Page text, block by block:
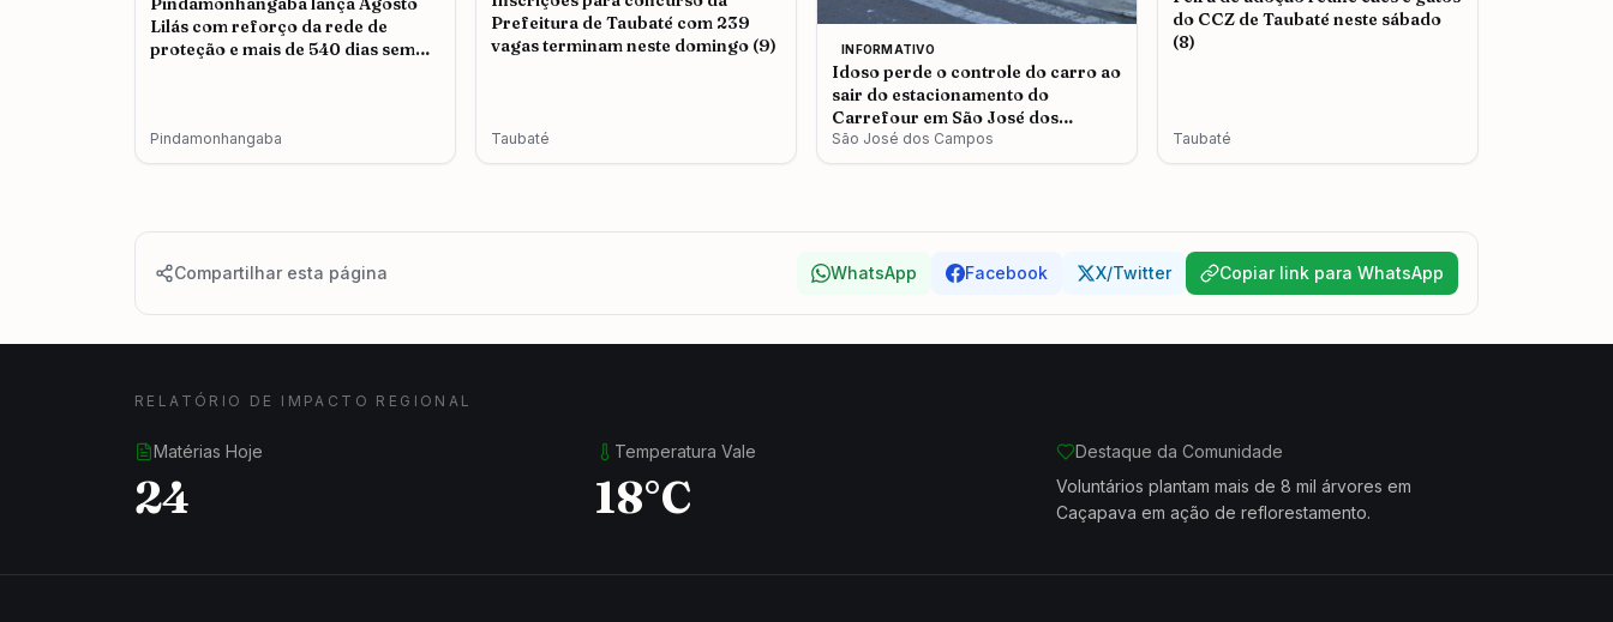
Lilás com reforço da rede de
proteção e mais de 540 dias sem
Pindamonhangaba
Prefeitura de Taubaté com 239
vagas terminam neste domingo (9)
Taubaté
INFORMATIVO
Idoso perde o controle do carro ao
sair do estacionamento do
Carrefour em São José dos
Campos
São José dos Campos
do CCZ de Taubaté neste sábado
(8)
Taubaté
Compartilhar esta página WhatsApp Facebook X/Twitter Copiar link para WhatsApp
RELATÓRIO DE IMPACTO REGIONAL
Matérias Hoje
24
Temperatura Vale
18°C
Destaque da Comunidade
Voluntários plantam mais de 8 mil árvores em
Caçapava em ação de reflorestamento.